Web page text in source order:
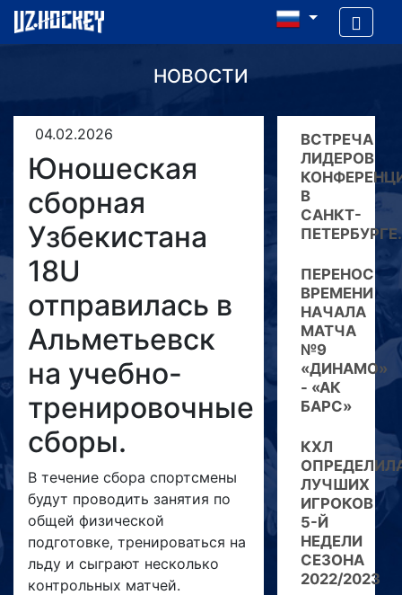
НОВОСТИ
04.02.2026
Юношеская
сборная
Узбекистана
18U
отправилась в
Альметьевск
на учебно-
тренировочные
сборы.
В течение сбора спортсмены
будут проводить занятия по
общей физической
подготовке, тренироваться на
льду и сыграют несколько
контрольных матчей.
ВСТРЕЧА
ЛИДЕРОВ
В
САНКТ-
ПЕТЕРБУРГЕ.
ПЕРЕНОС
ВРЕМЕНИ
НАЧАЛА
МАТЧА
№9
«ДИНАМО»
- «АК
БАРС»
КХЛ
ЛУЧШИХ
ИГРОКОВ
5-Й
НЕДЕЛИ
СЕЗОНА
2022/2023